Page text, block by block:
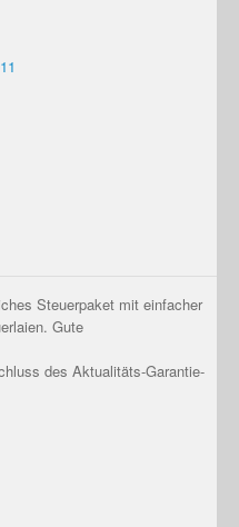
Steuerpaket mit einfacher
Gute
des Aktualitäts-Garantie-